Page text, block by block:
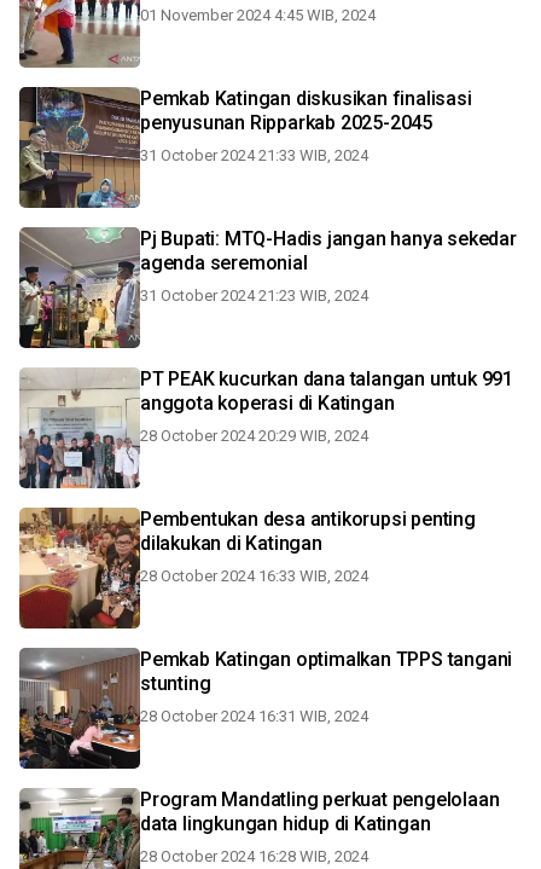
01 November 2024 4:45 WIB, 2024
Pemkab Katingan diskusikan finalisasi
penyusunan Ripparkab 2025-2045
31 October 2024 21:33 WIB, 2024
Pj Bupati: MTQ-Hadis jangan hanya sekedar
agenda seremonial
31 October 2024 21:23 WIB, 2024
PT PEAK kucurkan dana talangan untuk 991
anggota koperasi di Katingan
28 October 2024 20:29 WIB, 2024
Pembentukan desa antikorupsi penting
dilakukan di Katingan
28 October 2024 16:33 WIB, 2024
Pemkab Katingan optimalkan TPPS tangani
stunting
28 October 2024 16:31 WIB, 2024
Program Mandatling perkuat pengelolaan
data lingkungan hidup di Katingan
28 October 2024 16:28 WIB, 2024